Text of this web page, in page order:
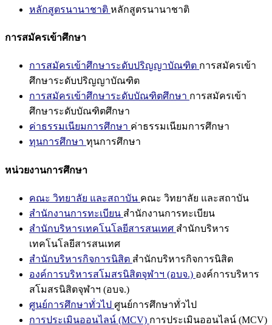
หลักสูตรนานาชาติ หลักสูตรนานาชาติ
การสมัครเข้าศึกษา
การสมัครเข้าศึกษาระดับปริญญาบัณฑิต การสมัครเข้า
ศึกษาระดับปริญญาบัณฑิต
การสมัครเข้าศึกษาระดับบัณฑิตศึกษา การสมัครเข้า
ศึกษาระดับบัณฑิตศึกษา
ค่าธรรมเนียมการศึกษา ค่าธรรมเนียมการศึกษา
ทุนการศึกษา ทุนการศึกษา
หน่วยงานการศึกษา
คณะ วิทยาลัย และสถาบัน คณะ วิทยาลัย และสถาบัน
สำนักงานการทะเบียน สำนักงานการทะเบียน
สำนักบริหารเทคโนโลยีสารสนเทศ สำนักบริหาร
เทคโนโลยีสารสนเทศ
สำนักบริหารกิจการนิสิต สำนักบริหารกิจการนิสิต
องค์การบริหารสโมสรนิสิตจุฬาฯ (อบจ.) องค์การบริหาร
สโมสรนิสิตจุฬาฯ (อบจ.)
ศูนย์การศึกษาทั่วไป ศูนย์การศึกษาทั่วไป
การประเมินออนไลน์ (MCV) การประเมินออนไลน์ (MCV)